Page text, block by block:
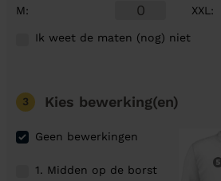
M: XXL :
Ik weet de maten (nog) niet
3 Kies bewerking(en)
Geen bewerkingen
1. Midden op de borst